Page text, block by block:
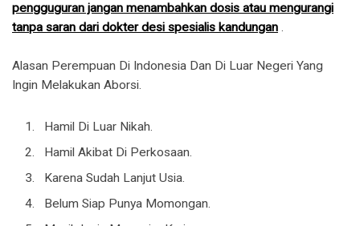
pengguguran jangan menambahkan dosis atau mengurangi
tanpa saran dari dokter desi spesialis kandungan .
Alasan Perempuan Di Indonesia Dan Di Luar Negeri Yang
Ingin Melakukan Aborsi.
Hamil Di Luar Nikah.
Hamil Akibat Di Perkosaan.
Karena Sudah Lanjut Usia.
Belum Siap Punya Momongan.